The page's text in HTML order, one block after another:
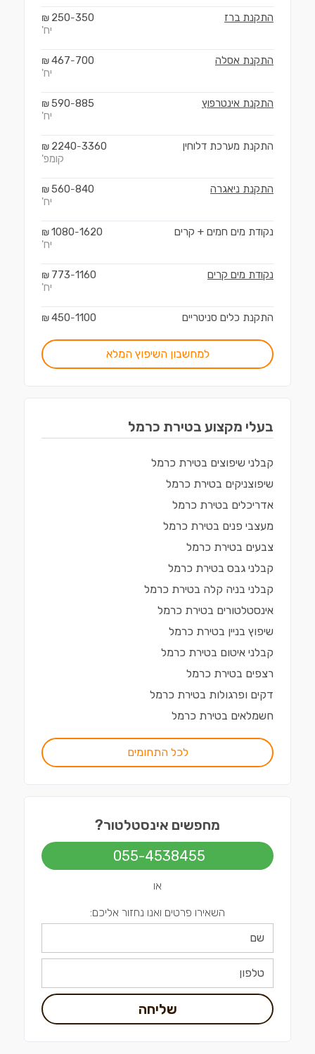
התקנת ברז 250-350
₪
יח'
התקנת אסלה 467-700
₪
יח'
התקנת אינטרפוץ 590-885
₪
יח'
התקנת מערכת דלוחין 2240-3360
₪
קומפ'
התקנת ניאגרה 560-840
₪
יח'
נקודת מים חמים + קרים 1080-1620
₪
יח'
נקודת מים קרים 773-1160
₪
יח'
התקנת כלים סניטריים 450-1100
₪
למחשבון השיפוץ המלא
בעלי מקצוע בטירת כרמל
קבלני שיפוצים בטירת כרמל
שיפוצניקים בטירת כרמל
אדריכלים בטירת כרמל
מעצבי פנים בטירת כרמל
צבעים בטירת כרמל
קבלני גבס בטירת כרמל
קבלני בניה קלה בטירת כרמל
אינסטלטורים בטירת כרמל
שיפוץ בניין בטירת כרמל
קבלני איטום בטירת כרמל
רצפים בטירת כרמל
דקים ופרגולות בטירת כרמל
חשמלאים בטירת כרמל
לכל התחומים
מחפשים אינסטלטור?
055-4538455
או
השאירו פרטים ואנו נחזור אליכם:
שליחה